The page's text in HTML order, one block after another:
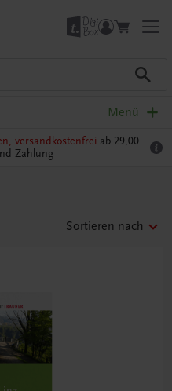
Menü
versandkostenfrei ab 29,00
Zahlung
Sortieren nach